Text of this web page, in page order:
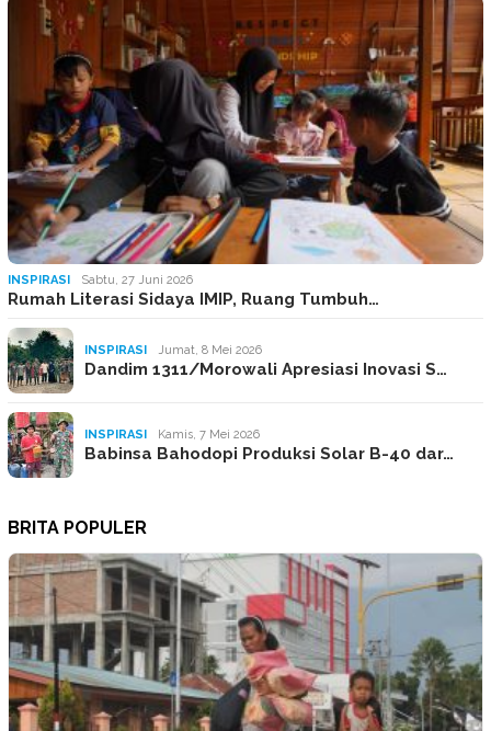
INSPIRASI Sabtu, 27 Juni 2026
Rumah Literasi Sidaya IMIP, Ruang Tumbuh…
INSPIRASI Jumat, 8 Mei 2026
Dandim 1311/Morowali Apresiasi Inovasi S…
INSPIRASI Kamis, 7 Mei 2026
Babinsa Bahodopi Produksi Solar B-40 dar…
BRITA POPULER